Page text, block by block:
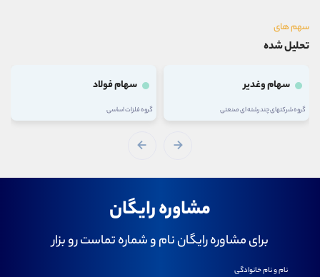
سهم های
تحلیل شده
سهام وغدیر
گروه شرکتهای چند رشته ای صنعتی
سهام فولاد
گروه فلزات اساسی
مشاوره رایگان
برای مشاوره رایگان نام و شماره تماست رو بزار
نام و نام خانوادگی